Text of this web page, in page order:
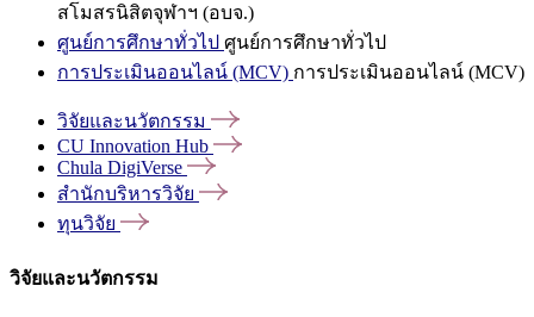
สโมสรนิสิตจุฬาฯ (อบจ.)
ศูนย์การศึกษาทั่วไป ศูนย์การศึกษาทั่วไป
การประเมินออนไลน์ (MCV) การประเมินออนไลน์ (MCV)
วิจัยและนวัตกรรม
CU Innovation Hub
Chula DigiVerse
สำนักบริหารวิจัย
ทุนวิจัย
วิจัยและนวัตกรรม